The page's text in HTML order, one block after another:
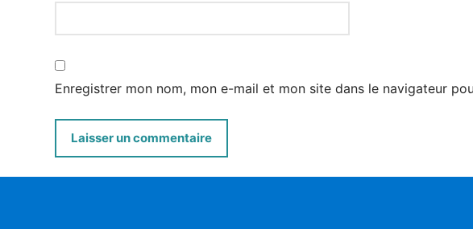
Enregistrer mon nom, mon e-mail et mon site dans le navigateur